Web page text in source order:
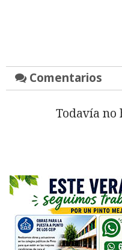
Comentarios
Todavía no